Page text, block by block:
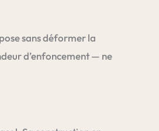
sans déformer la
d’enfoncement — ne